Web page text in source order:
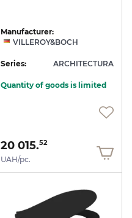
Manufacturer:
VILLEROY&BOCH
Series: ARCHITECTURA
Quantity of goods is limited
20 015.52
UAH/pc.